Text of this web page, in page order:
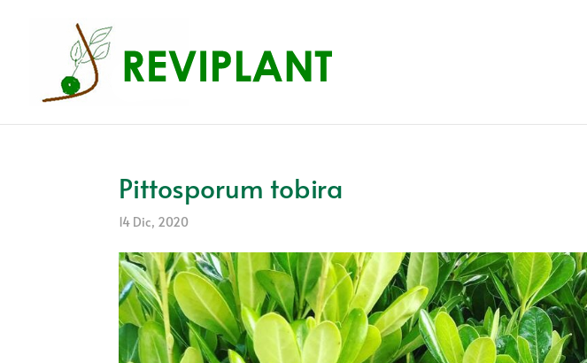
Pittosporum tobira
14 Dic, 2020